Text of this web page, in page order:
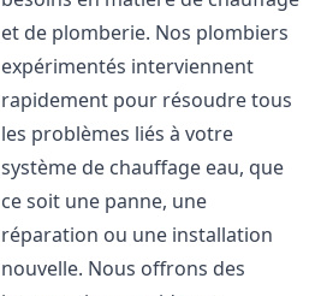
et de plomberie. Nos plombiers
expérimentés interviennent
rapidement pour résoudre tous
les problèmes liés à votre
système de chauffage eau, que
ce soit une panne, une
réparation ou une installation
nouvelle. Nous offrons des